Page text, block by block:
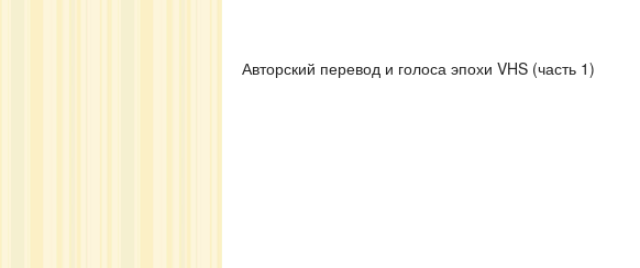
Авторский перевод и голоса эпохи VHS (часть 1)